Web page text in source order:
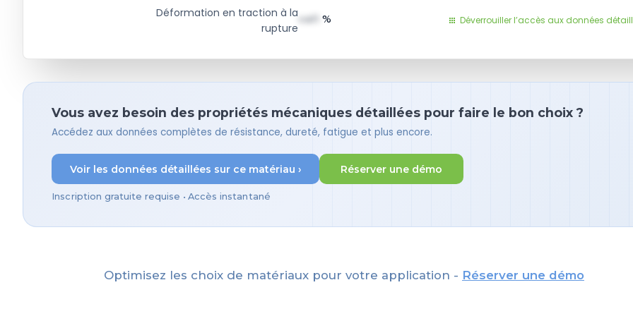
Déformation en traction à la
rupture
val1 % Déverrouiller l’accès aux données
Vous avez besoin des propriétés mécaniques détaillées pour faire le bon choix ?
Accédez aux données complètes de résistance, dureté, fatigue et plus encore.
Voir les données détaillées sur ce matériau ›
Inscription gratuite requise • Accès instantané
Réserver une démo
Optimisez les choix de matériaux pour votre application - Réserver une démo